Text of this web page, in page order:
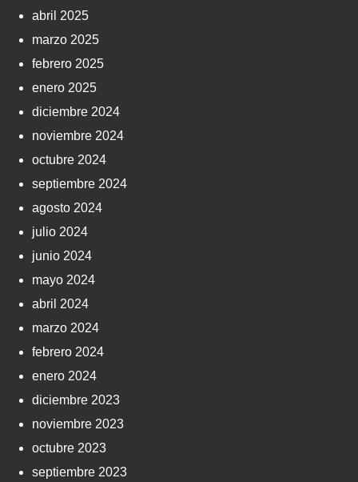
abril 2025
marzo 2025
febrero 2025
enero 2025
diciembre 2024
noviembre 2024
octubre 2024
septiembre 2024
agosto 2024
julio 2024
junio 2024
mayo 2024
abril 2024
marzo 2024
febrero 2024
enero 2024
diciembre 2023
noviembre 2023
octubre 2023
septiembre 2023